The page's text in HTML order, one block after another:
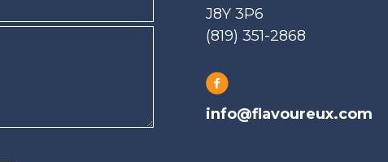
J8Y 3P6
(819) 351-2868
info@flavoureux.com